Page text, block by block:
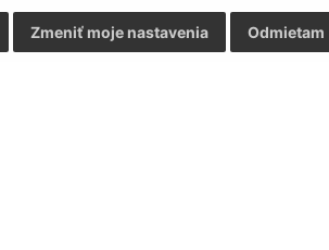
Odmietam
Zmeniť moje nastavenia